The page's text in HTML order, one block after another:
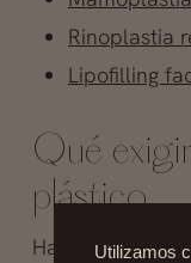
Rinoplastia
Lipofilling
Qué
plástico
Hay algunos
Utilizamos